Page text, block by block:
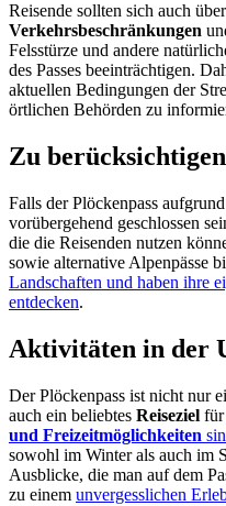
Reisende sollten sich auch
Verkehrsbeschränkungen
Felsstürze und andere
des Passes beeinträchtigen.
aktuellen Bedingungen der
örtlichen Behörden zu
Zu
Falls der Plöckenpass
vorübergehend geschlossen
die die Reisenden nutzen
sowie alternative Alpenpässe
Landschaften und haben ihre
entdecken.
Aktivitäten in der
Der Plöckenpass ist nicht nur
auch ein beliebtes Reiseziel für
und Freizeitmöglichkeiten
sowohl im Winter als auch im
Ausblicke, die man auf dem
zu einem unvergesslichen